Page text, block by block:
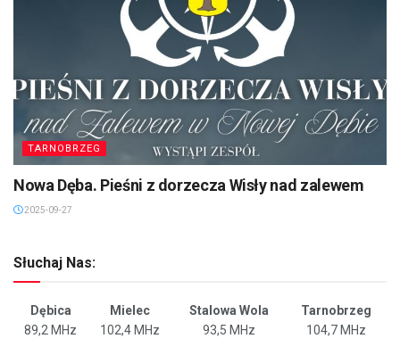
TARNOBRZEG
Nowa Dęba. Pieśni z dorzecza Wisły nad zalewem
2025-09-27
Słuchaj Nas:
Dębica Mielec Stalowa Wola
Tarnobrzeg
89,2 MHz
102,4 MHz 93,5 MHz 104,7 MHz